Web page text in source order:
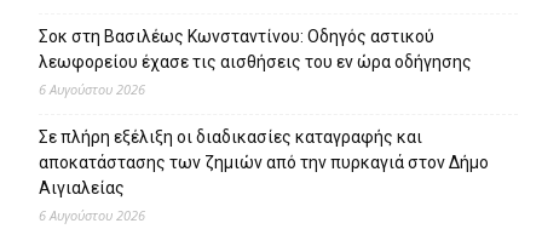
Σοκ στη Βασιλέως Κωνσταντίνου: Οδηγός αστικού
λεωφορείου έχασε τις αισθήσεις του εν ώρα οδήγησης
6 Αυγούστου 2026
Σε πλήρη εξέλιξη οι διαδικασίες καταγραφής και
αποκατάστασης των ζημιών από την πυρκαγιά στον Δήμο
Αιγιαλείας
6 Αυγούστου 2026